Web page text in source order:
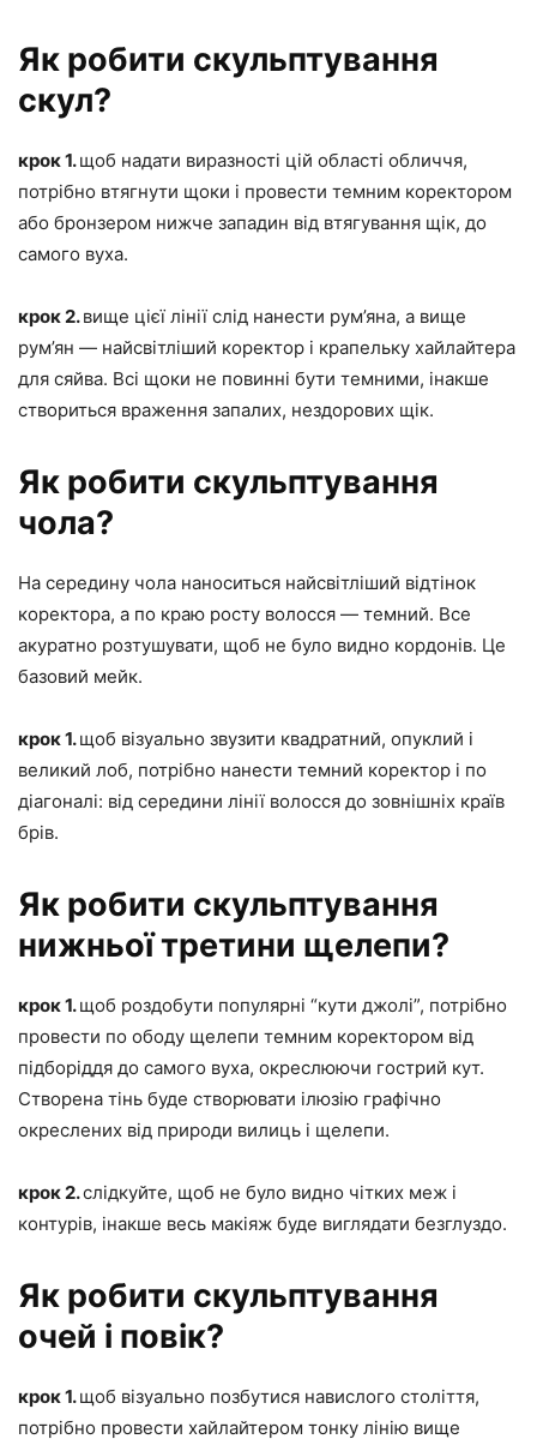
Як робити скульптування
скул?
крок 1.щоб надати виразності цій області обличчя,
потрібно втягнути щоки і провести темним коректором
або бронзером нижче западин від втягування щік, до
самого вуха.
крок 2.вище цієї лінії слід нанести рум’яна, а вище
рум’ян — найсвітліший коректор і крапельку хайлайтера
для сяйва. Всі щоки не повинні бути темними, інакше
створиться враження запалих, нездорових щік.
Як робити скульптування
чола?
На середину чола наноситься найсвітліший відтінок
коректора, а по краю росту волосся — темний. Все
акуратно розтушувати, щоб не було видно кордонів. Це
базовий мейк.
крок 1.щоб візуально звузити квадратний, опуклий і
великий лоб, потрібно нанести темний коректор і по
діагоналі: від середини лінії волосся до зовнішніх країв
брів.
Як робити скульптування
нижньої третини щелепи?
крок 1.щоб роздобути популярні “кути джолі”, потрібно
провести по ободу щелепи темним коректором від
підборіддя до самого вуха, окреслюючи гострий кут.
Створена тінь буде створювати ілюзію графічно
окреслених від природи вилиць і щелепи.
крок 2.слідкуйте, щоб не було видно чітких меж і
контурів, інакше весь макіяж буде виглядати безглуздо.
Як робити скульптування
очей і повік?
крок 1.щоб візуально позбутися навислого століття,
потрібно провести хайлайтером тонку лінію вище